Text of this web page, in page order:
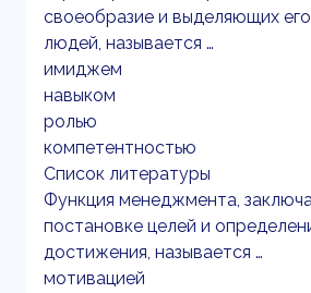
своеобразие и выделяющих
людей, называется …
имиджем
навыком
ролью
компетентностью
Список литературы
Функция менеджмента,
постановке целей и
достижения, называется …
мотивацией